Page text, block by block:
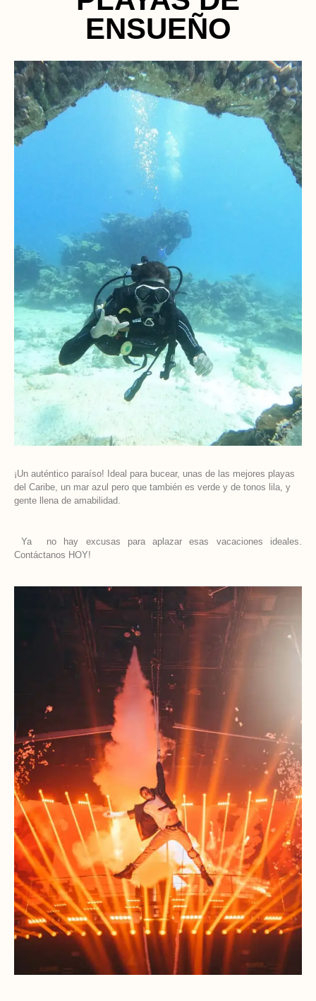
ENSUEÑO
¡Un auténtico paraíso! Ideal para bucear, unas de las mejores playas
del Caribe, un mar azul pero que también es verde y de tonos lila, y
gente llena de amabilidad.
Ya no hay excusas para aplazar esas vacaciones ideales.
Contáctanos HOY!